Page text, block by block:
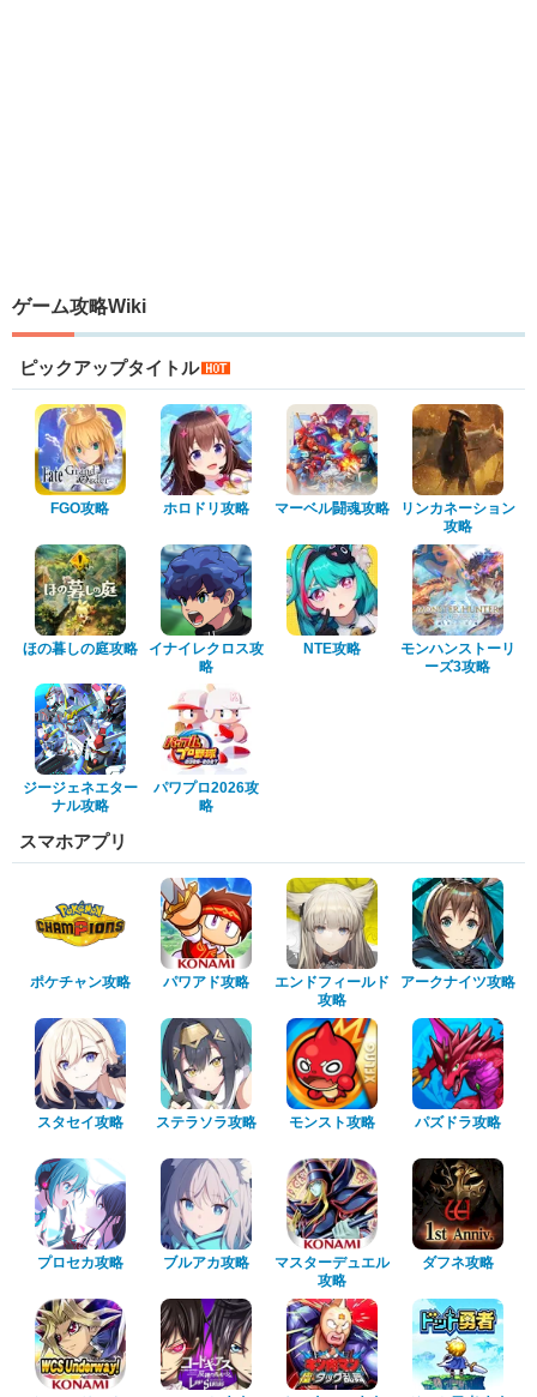
ゲーム攻略Wiki
ピックアップタイトル
FGO攻略 ホロドリ攻略 マーベル闘魂攻略
リンカネーション
攻略
ほの暮しの庭攻略
イナイレクロス攻
略
NTE攻略
モンハンストーリ
ーズ3攻略
ジージェネエター
ナル攻略
パワプロ2026攻
略
スマホアプリ
ポケチャン攻略 パワアド攻略
エンドフィールド
攻略
アークナイツ攻略
スタセイ攻略 ステラソラ攻略 モンスト攻略 パズドラ攻略
プロセカ攻略 ブルアカ攻略
マスターデュエル
攻略
ダフネ攻略